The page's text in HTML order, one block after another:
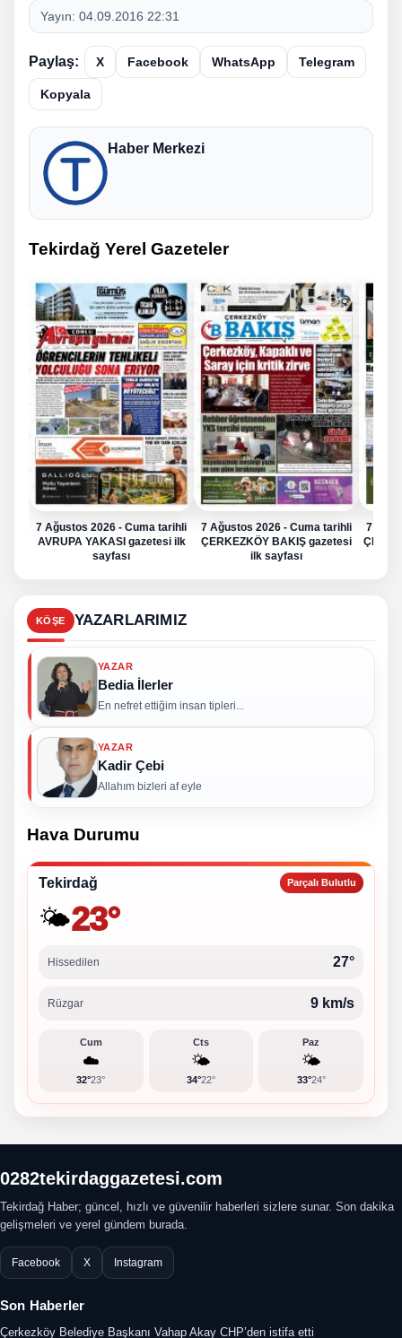
Yayın: 04.09.2016 22:31
Paylaş: X Facebook WhatsApp Telegram
Kopyala
Haber Merkezi
Tekirdağ Yerel Gazeteler
7 Ağustos 2026 - Cuma tarihli
AVRUPA YAKASI gazetesi ilk
sayfası
7 Ağustos 2026 - Cuma tarihli
ÇERKEZKÖY BAKIŞ gazetesi
ilk sayfası
7
KÖŞE YAZARLARIMIZ
YAZAR
Bedia İlerler
En nefret ettiğim insan tipleri...
YAZAR
Kadir Çebi
Allahım bizleri af eyle
Hava Durumu
Tekirdağ Parçalı Bulutlu
🌤️23°
Hissedilen 27°
Rüzgar 9 km/s
Cum
☁️
32°23°
Cts
🌤️
34°22°
Paz
🌤️
33°24°
0282tekirdaggazetesi.com
Tekirdağ Haber; güncel, hızlı ve güvenilir haberleri sizlere sunar. Son dakika
gelişmeleri ve yerel gündem burada.
Facebook X Instagram
Son Haberler
Çerkezköy Belediye Başkanı Vahap Akay CHP’den istifa etti